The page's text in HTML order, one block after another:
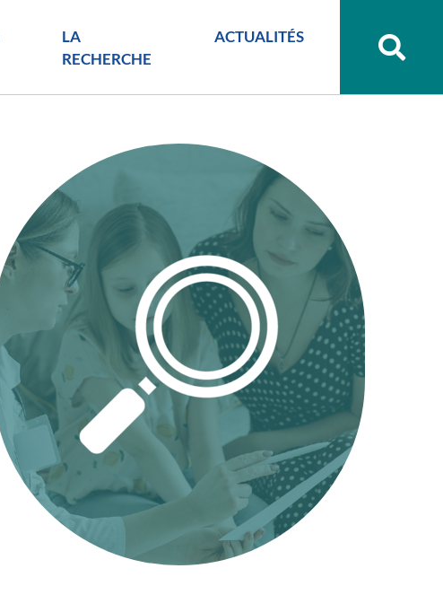
LA
RECHERCHE
ACTUALITÉS
sur